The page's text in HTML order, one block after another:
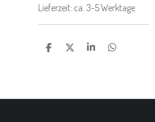
Lieferzeit: ca. 3-5 Werktage
T
N
T
N
T
N
T
N